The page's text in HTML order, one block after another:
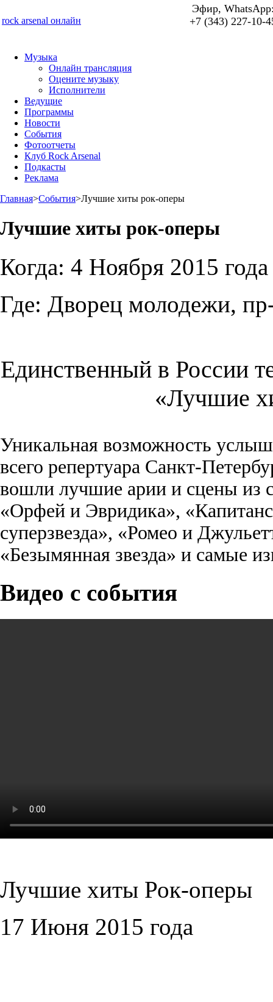
rock arsenal онлайн
Эфир,
+7 (343) 227-10-
Музыка
Онлайн трансляция
Оцените музыку
Исполнители
Ведущие
Программы
Новости
События
Фотоотчеты
Клуб Rock Arsenal
Подкасты
Реклама
Главная>События>Лучшие хиты рок-оперы
Лучшие хиты рок-оперы
Когда: 4 Ноября 2015 года
Где: Дворец молодежи,
Единственный в России
«Лучшие
Уникальная возможность
всего репертуара Санкт-
вошли лучшие арии и сцены из
«Орфей и Эвридика»,
суперзвезда», «Ромео и
«Безымянная звезда» и самые
Видео с события
Лучшие хиты Рок-оперы
17 Июня 2015 года